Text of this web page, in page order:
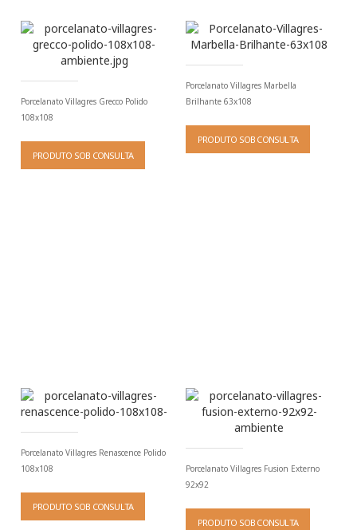
Porcelanato Villagres Grecco Polido
108x108
PRODUTO SOB CONSULTA
Porcelanato Villagres Marbella
Brilhante 63x108
PRODUTO SOB CONSULTA
Porcelanato Villagres Renascence Polido
108x108
PRODUTO SOB CONSULTA
Porcelanato Villagres Fusion Externo
92x92
PRODUTO SOB CONSULTA